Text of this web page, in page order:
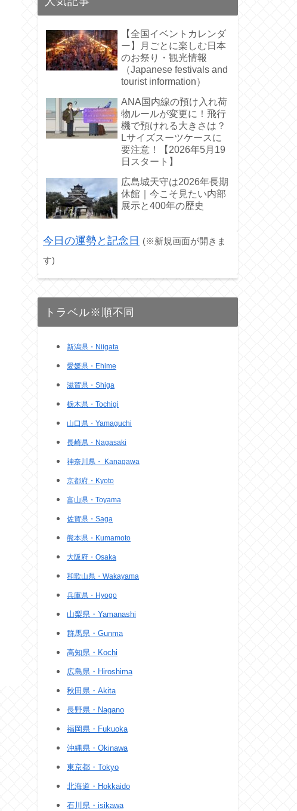
【全国イベントカレンダ
ー】月ごとに楽しむ日本
のお祭り・観光情報
（Japanese festivals and
tourist information）
ANA国内線の預け入れ荷
物ルールが変更に！飛行
機で預けれる大きさは？
Lサイズスーツケースに
要注意！【2026年5月19
日スタート】
広島城天守は2026年長期
休館｜今こそ見たい内部
展示と400年の歴史
今日の運勢と記念日 (※新規画面が開きま
す)
トラベル※順不同
新潟県・Niigata
愛媛県・Ehime
滋賀県・Shiga
栃木県・Tochigi
山口県・Yamaguchi
長崎県・Nagasaki
神奈川県・ Kanagawa
京都府・Kyoto
富山県・Toyama
佐賀県・Saga
熊本県・Kumamoto
大阪府・Osaka
和歌山県・Wakayama
兵庫県・Hyogo
山梨県・Yamanashi
群馬県・Gunma
高知県・Kochi
広島県・Hiroshima
秋田県・Akita
長野県・Nagano
福岡県・Fukuoka
沖縄県・Okinawa
東京都・Tokyo
北海道・Hokkaido
石川県・isikawa